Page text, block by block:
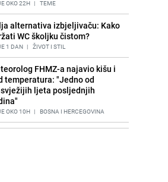
OKO 22H | TEME
alternativa izbjeljivaču: Kako
WC školjku čistom?
1 DAN | ŽIVOT I STIL
FHMZ-a najavio kišu i
temperatura: "Jedno od
ljeta posljednjih
OKO 10H | BOSNA I HERCEGOVINA